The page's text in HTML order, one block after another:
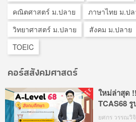
คณิตศาสตร์ ม.ปลาย
ภาษาไทย ม.ปล
วิทยาศาสตร์ ม.ปลาย
สังคม ม.ปลาย
TOEIC
คอร์สสังคมศาสตร์
ใหม่ล่าสุด
TCAS68
การทำข้อ
ยศกร วรรณวิ